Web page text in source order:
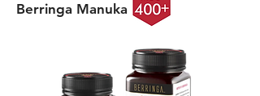
Berringa Manuka